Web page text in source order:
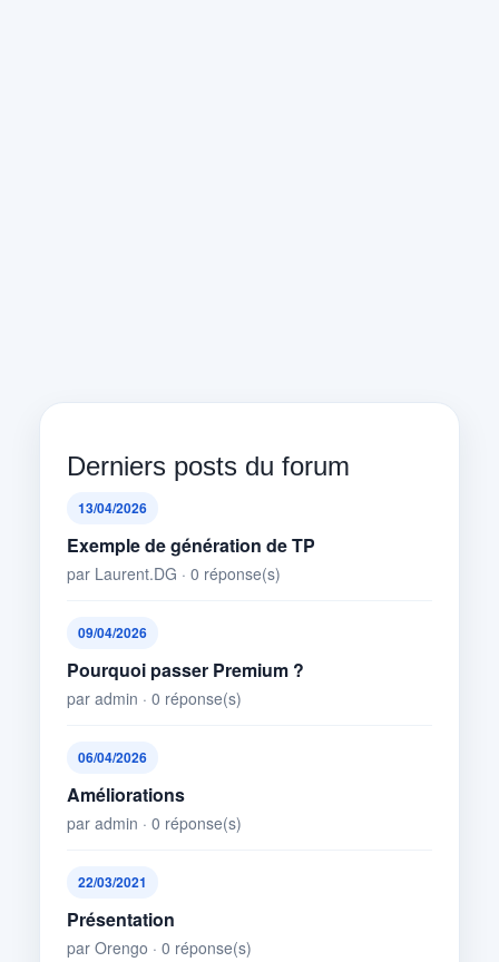
Derniers posts du forum
13/04/2026
Exemple de génération de TP
par Laurent.DG · 0 réponse(s)
09/04/2026
Pourquoi passer Premium ?
par admin · 0 réponse(s)
06/04/2026
Améliorations
par admin · 0 réponse(s)
22/03/2021
Présentation
par Orengo · 0 réponse(s)